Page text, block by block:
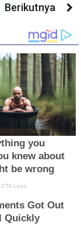
Berikutnya